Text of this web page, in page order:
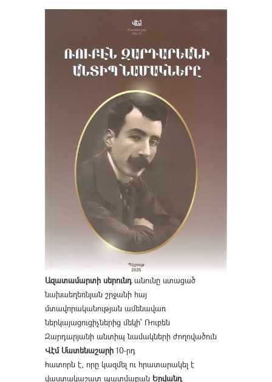
Ազատամարտի սերունդանունը ստացած
նախաեղեռնյան շրջանի հայ
մտավորականության ամենավառ
ներկայացուցիչներից մեկի՝ Ռուբեն
Զարդարյանի անտիպ նամակների ժողովածուն
Վէմ Մատենաշարի 10-րդ
հատորն է, որը կազմել ու հրատարակել է
վաստակաշատ պատմաբան Երվանդ